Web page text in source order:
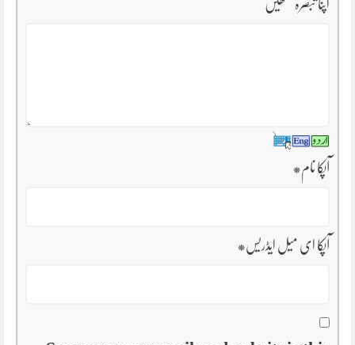
اپنا تبصرہ لکھیں
آپکا نام*
آپکا ای میل ایڈریس*